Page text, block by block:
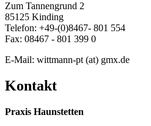
Zum Tannengrund 2
85125 Kinding
Telefon: +49-(0)8467- 801 554
Fax: 08467 - 801 399 0
​E-Mail: wittmann-pt (at) gmx.de
Kontakt
Praxis Haunstetten